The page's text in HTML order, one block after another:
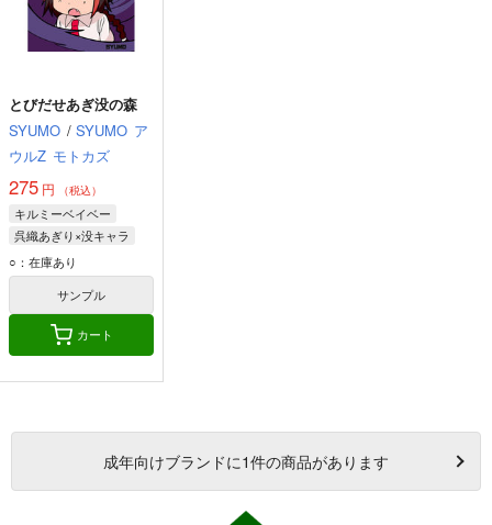
とびだせあぎ没の森
SYUMO / SYUMO ア
ウルZ モトカズ
275 円 （税込）
キルミーベイベー
呉織あぎり×没キャラ
呉織あぎり
ソーニャ
○：在庫あり
サンプル
カート
成年向けブランドに1件の商品があります